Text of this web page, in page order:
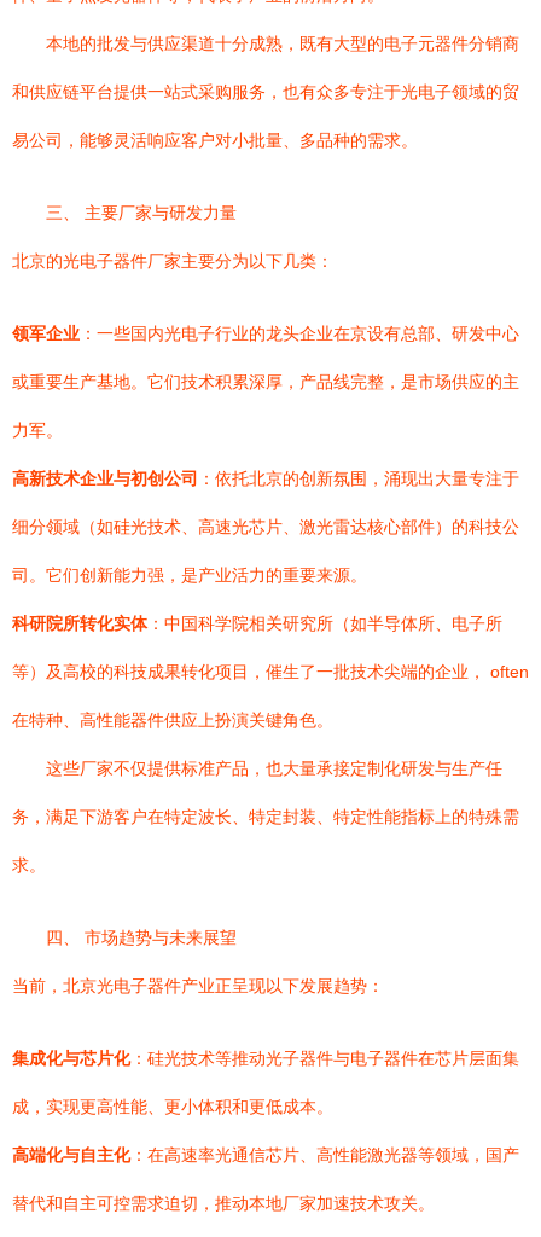
本地的批发与供应渠道十分成熟，既有大型的电子元器件分销商
和供应链平台提供一站式采购服务，也有众多专注于光电子领域的贸
易公司，能够灵活响应客户对小批量、多品种的需求。
三、 主要厂家与研发力量
北京的光电子器件厂家主要分为以下几类：
领军企业 ：一些国内光电子行业的龙头企业在京设有总部、研发中心
或重要生产基地。它们技术积累深厚，产品线完整，是市场供应的主
力军。
高新技术企业与初创公司 ：依托北京的创新氛围，涌现出大量专注于
细分领域（如硅光技术、高速光芯片、激光雷达核心部件）的科技公
司。它们创新能力强，是产业活力的重要来源。
科研院所转化实体：中国科学院相关研究所（如半导体所、电子所
等）及高校的科技成果转化项目，催生了一批技术尖端的企业， often
在特种、高性能器件供应上扮演关键角色。
这些厂家不仅提供标准产品，也大量承接定制化研发与生产任
务，满足下游客户在特定波长、特定封装、特定性能指标上的特殊需
求。
四、 市场趋势与未来展望
当前，北京光电子器件产业正呈现以下发展趋势：
集成化与芯片化：硅光技术等推动光子器件与电子器件在芯片层面集
成，实现更高性能、更小体积和更低成本。
高端化与自主化：在高速率光通信芯片、高性能激光器等领域，国产
替代和自主可控需求迫切，推动本地厂家加速技术攻关。